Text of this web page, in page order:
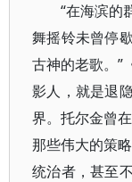
“在海滨的
舞摇铃未曾停
古神的老歌。”
影人，就是退
界。托尔金曾
那些伟大的策
统治者，甚至